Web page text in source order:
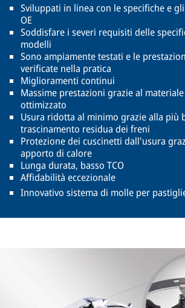
Sviluppati in linea con le specifiche e
OE
Soddisfare i severi requisiti delle
modelli
Sono ampiamente testati e le
verificate nella pratica
Miglioramenti continui
Massime prestazioni grazie al
ottimizzato
Usura ridotta al minimo grazie alla più
trascinamento residua dei freni
Protezione dei cuscinetti dall'usura
apporto di calore
Lunga durata, basso TCO
Affidabilità eccezionale
Innovativo sistema di molle per